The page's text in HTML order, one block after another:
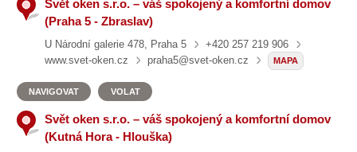
Svět oken s.r.o. – váš spokojený a komfortní domov
(Praha 5 - Zbraslav)
U Národní galerie 478, Praha 5
+420 257 219 906
www.svet-oken.cz
praha5@svet-oken.cz MAPA
NAVIGOVAT VOLAT
Svět oken s.r.o. – váš spokojený a komfortní domov
(Kutná Hora - Hlouška)